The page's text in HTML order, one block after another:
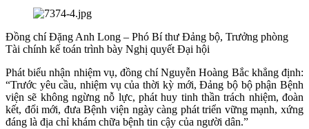
Đồng chí Đặng Anh Long – Phó Bí thư Đảng bộ, Trưởng phòng
Tài chính kế toán trình bày Nghị quyết Đại hội
Phát biểu nhận nhiệm vụ, đồng chí Nguyễn Hoàng Bắc khẳng định:
“Trước yêu cầu, nhiệm vụ của thời kỳ mới, Đảng bộ bộ phận Bệnh
viện sẽ không ngừng nỗ lực, phát huy tinh thần trách nhiệm, đoàn
kết, đổi mới, đưa Bệnh viện ngày càng phát triển vững mạnh, xứng
đáng là địa chỉ khám chữa bệnh tin cậy của người dân.”